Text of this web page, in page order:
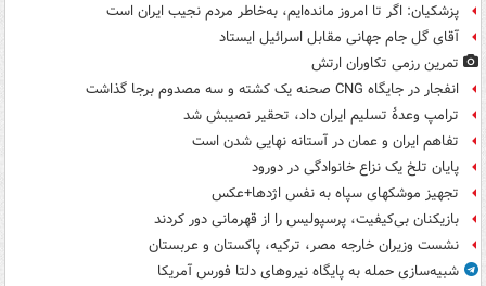
پزشکیان: اگر تا امروز مانده‌ایم، به‌خاطر مردم نجیب ایران است
آقای گل جام جهانی مقابل اسرائیل ایستاد
تمرین رزمی تکاوران ارتش
انفجار در جایگاه CNG صحنه یک کشته و سه مصدوم برجا گذاشت
ترامپ وعدۀ تسلیم ایران داد، تحقیر نصیبش شد
تفاهم ایران و عمان در آستانه نهایی شدن است
پایان تلخ یک نزاع خانوادگی در دورود
تجهیز موشکهای سپاه به نفس اژدها+عکس
بازیکنان بی‌کیفیت، پرسپولیس را از قهرمانی دور کردند
نشست وزیران خارجه مصر، ترکیه، پاکستان و عربستان
شبیه‌سازی حمله به پایگاه نیروهای دلتا فورس آمریکا